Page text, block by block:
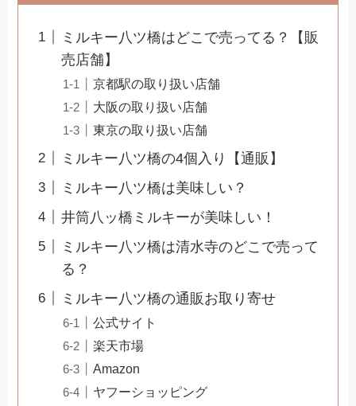
ミルキー八ツ橋はどこで売ってる？【販
売店舗】
京都駅の取り扱い店舗
大阪の取り扱い店舗
東京の取り扱い店舗
ミルキー八ツ橋の4個入り【通販】
ミルキー八ツ橋は美味しい？
井筒八ッ橋ミルキーが美味しい！
ミルキー八ツ橋は清水寺のどこで売って
る？
ミルキー八ツ橋の通販お取り寄せ
公式サイト
楽天市場
Amazon
ヤフーショッピング